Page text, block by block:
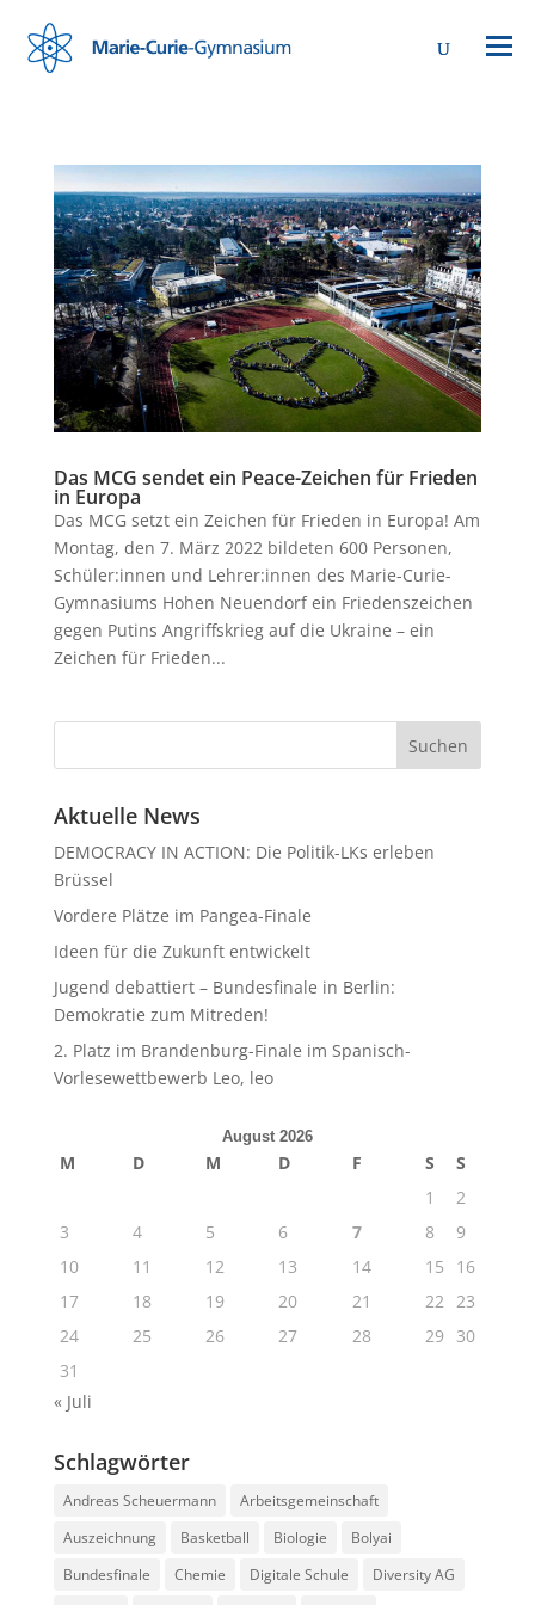
Das MCG sendet ein Peace-Zeichen für Frieden
in Europa
Das MCG setzt ein Zeichen für Frieden in Europa! Am
Montag, den 7. März 2022 bildeten 600 Personen,
Schüler:innen und Lehrer:innen des Marie-Curie-
Gymnasiums Hohen Neuendorf ein Friedenszeichen
gegen Putins Angriffskrieg auf die Ukraine – ein
Zeichen für Frieden...
Aktuelle News
DEMOCRACY IN ACTION: Die Politik-LKs erleben
Brüssel
Vordere Plätze im Pangea-Finale
Ideen für die Zukunft entwickelt
Jugend debattiert – Bundesfinale in Berlin:
Demokratie zum Mitreden!
2. Platz im Brandenburg-Finale im Spanisch-
Vorlesewettbewerb Leo, leo
August 2026
M D M D F S
S
1
2
3
4 5 6 7 8
9
10
11 12 13 14 15
16
17
18 19 20 21 22 23
24
25 26 27 28 29
30
31
« Juli
Schlagwörter
Andreas Scheuermann
Arbeitsgemeinschaft
Auszeichnung
Basketball Biologie
Bolyai
Bundesfinale
Chemie Digitale Schule
Diversity AG